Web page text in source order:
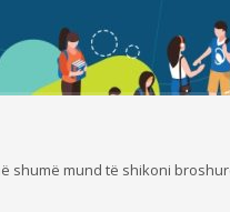
shumë mund të shikoni